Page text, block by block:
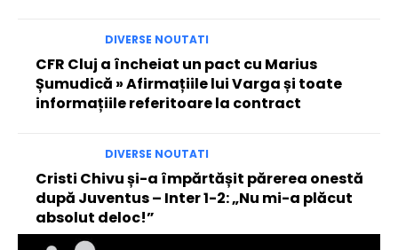
DIVERSE NOUTATI
CFR Cluj a încheiat un pact cu Marius
Șumudică » Afirmațiile lui Varga și toate
informațiile referitoare la contract
DIVERSE NOUTATI
Cristi Chivu și-a împărtășit părerea onestă
după Juventus – Inter 1-2: „Nu mi-a plăcut
absolut deloc!”